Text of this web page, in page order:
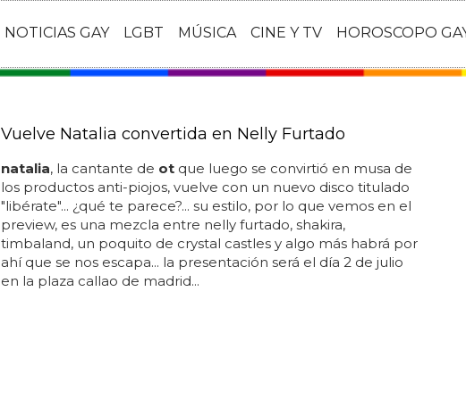
NOTICIAS GAY LGBT MÚSICA CINE Y TV HOROSCOPO
Vuelve Natalia convertida en Nelly Furtado
natalia, la cantante de otque luego se convirtió en musa de
los productos anti-piojos, vuelve con un nuevo disco titulado
"libérate"... ¿qué te parece?... su estilo, por lo que vemos en el
preview, es una mezcla entre nelly furtado, shakira,
timbaland, un poquito de crystal castles y algo más habrá por
ahí que se nos escapa... la presentación será el día 2 de julio
en la plaza callao de madrid...